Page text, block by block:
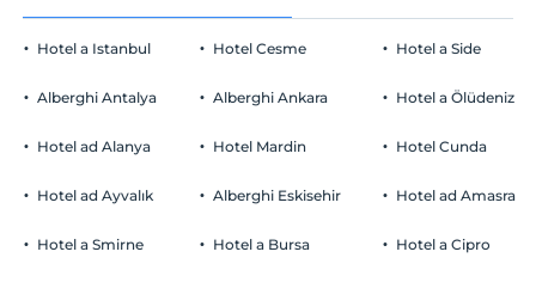
Hotel a Istanbul
Alberghi Antalya
Hotel ad Alanya
Hotel ad Ayvalık
Hotel a Smirne
Hotel Cesme
Alberghi Ankara
Hotel Mardin
Alberghi Eskisehir
Hotel a Bursa
Hotel a Side
Hotel a Ölüdeniz
Hotel Cunda
Hotel ad Amasra
Hotel a Cipro